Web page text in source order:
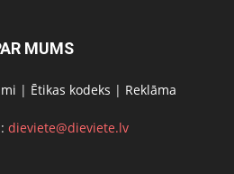
MUMS
| Ētikas kodeks | Reklāma
dieviete@dieviete.lv